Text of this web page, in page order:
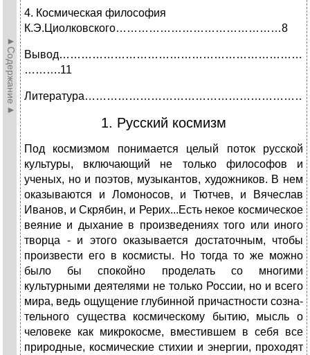
►Содержание►
4. Космическая философия
К.Э.Циолковского………………………………………8
……….11
1. Русский космизм
Под космизмом понимается целый поток русской
культуры, включающий не только философов и
ученых, но и поэтов, музыкантов, художников. В нем
ока­зы­ваются и Ломоносов, и Тютчев, и Вячеслав
Иванов, и Скрябин, и Рерих...Есть не­кое космическое
веяние и дыхание в произведениях того или иного
творца - и этого оказывается достаточным, чтобы
произвести его в космисты. Но тогда то же можно
было бы спокойно проделать со многими
культурными деятелями не только России, но и всего
мира, ведь ощущение глубинной причастности созна­
тельного существа космическому бытию, мысль о
человеке как микрокосме, вме­стившем в себя все
природные, космические стихии и энергии, проходят